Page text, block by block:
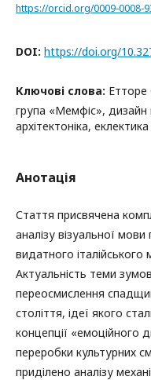
https://orcid.org/0009-0008-
DOI: https://doi.org/
Ключові слова: Етторе
група «Мемфіс», дизайн
архітектоніка, еклектика
Анотація
Стаття присвячена
аналізу візуальної
видатного
Актуальність теми
переосмислення
століття, ідеї якого
концепції «емоційного
переробки культурних
приділено аналізу